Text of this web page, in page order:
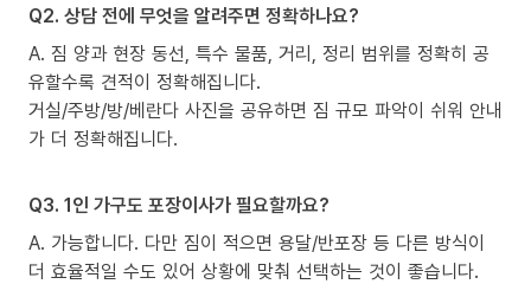
Q2. 상담 전에 무엇을 알려주면 정확하나요?
A. 짐 양과 현장 동선, 특수 물품, 거리, 정리 범위를 정확히 공
유할수록 견적이 정확해집니다.
거실/주방/방/베란다 사진을 공유하면 짐 규모 파악이 쉬워 안내
가 더 정확해집니다.
Q3. 1인 가구도 포장이사가 필요할까요?
A. 가능합니다. 다만 짐이 적으면 용달/반포장 등 다른 방식이
더 효율적일 수도 있어 상황에 맞춰 선택하는 것이 좋습니다.